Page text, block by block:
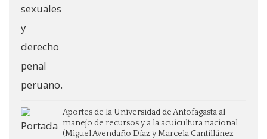
Aportes de la Universidad de Antofagasta al
manejo de recursos y a la acuicultura nacional
(Miguel Avendaño Díaz y Marcela Cantillánez